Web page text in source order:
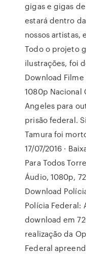
gigas e gigas
estará dentro
nossos artistas,
Todo o projeto
ilustrações, foi
Download
1080p Nacional
Angeles para
prisão federal.
Tamura foi
17/07/2016 ·
Para Todos
Áudio, 1080p,
Download
Polícia Federal:
download em
realização da
Federal